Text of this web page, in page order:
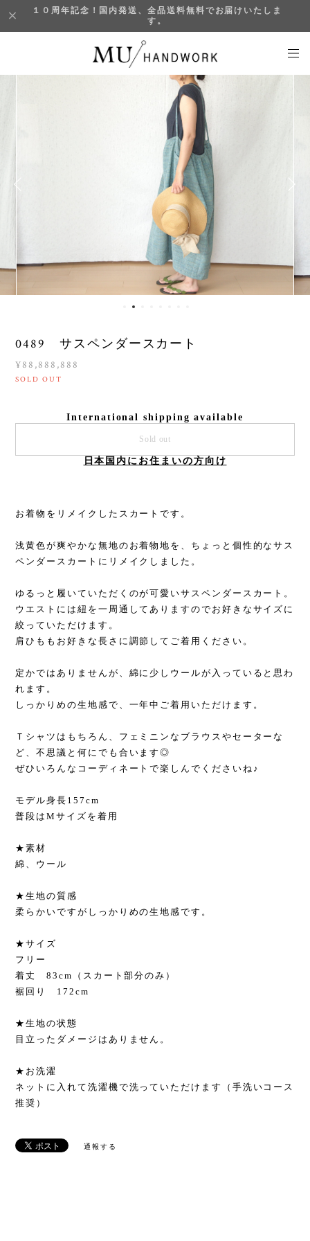
１０周年記念！国内発送、全品送料無料でお届けいたしま
す。
0489 サスペンダースカート
¥88,888,888
SOLD OUT
International shipping available
Sold out
日本国内にお住まいの方向け
お着物をリメイクしたスカートです。
浅黄色が爽やかな無地のお着物地を、ちょっと個性的なサス
ペンダースカートにリメイクしました。
ゆるっと履いていただくのが可愛いサスペンダースカート。
ウエストには紐を一周通してありますのでお好きなサイズに
絞っていただけます。
肩ひももお好きな長さに調節してご着用ください。
定かではありませんが、綿に少しウールが入っていると思わ
れます。
しっかりめの生地感で、一年中ご着用いただけます。
Ｔシャツはもちろん、フェミニンなブラウスやセーターな
ど、不思議と何にでも合います◎
ぜひいろんなコーディネートで楽しんでくださいね♪
モデル身長157cm
普段はMサイズを着用
★素材
綿、ウール
★生地の質感
柔らかいですがしっかりめの生地感です。
★サイズ
フリー
着丈 83cm（スカート部分のみ）
裾回り 172cm
★生地の状態
目立ったダメージはありません。
★お洗濯
ネットに入れて洗濯機で洗っていただけます（手洗いコース
推奨）
通報する